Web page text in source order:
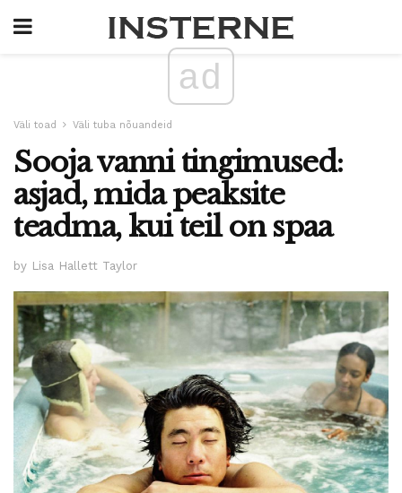
ad
Väli toad Väli tuba nõuandeid
Sooja vanni tingimused:
asjad, mida peaksite
teadma, kui teil on spaa
by Lisa Hallett Taylor